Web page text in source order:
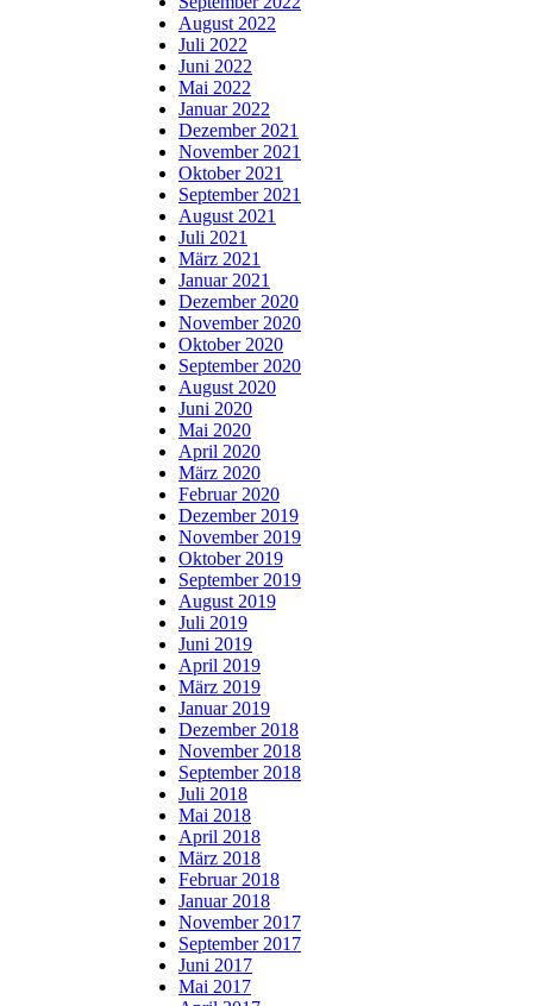
August 2022
Juli 2022
Juni 2022
Mai 2022
Januar 2022
Dezember 2021
November 2021
Oktober 2021
September 2021
August 2021
Juli 2021
März 2021
Januar 2021
Dezember 2020
November 2020
Oktober 2020
September 2020
August 2020
Juni 2020
Mai 2020
April 2020
März 2020
Februar 2020
Dezember 2019
November 2019
Oktober 2019
September 2019
August 2019
Juli 2019
Juni 2019
April 2019
März 2019
Januar 2019
Dezember 2018
November 2018
September 2018
Juli 2018
Mai 2018
April 2018
März 2018
Februar 2018
Januar 2018
November 2017
September 2017
Juni 2017
Mai 2017